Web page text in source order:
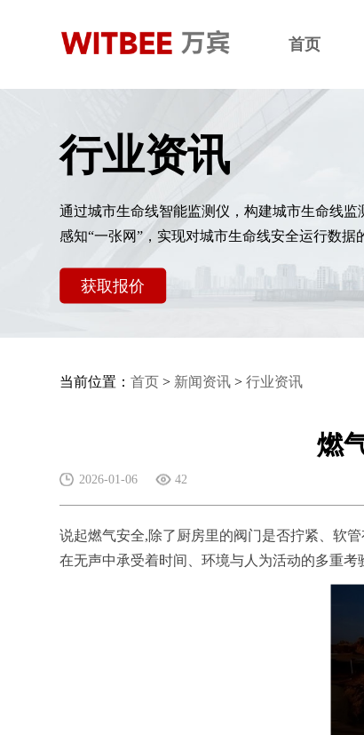
首页
行业资讯
通过城市生命线智能监测仪，构建城市生命线
感知“一张网”，实现对城市生命线安全运行数据
获取报价
当前位置：首页 > 新闻资讯 >行业资讯
燃
2026-01-06 42
说起燃气安全,除了厨房里的阀门是否拧紧、软
在无声中承受着时间、环境与人为活动的多重考